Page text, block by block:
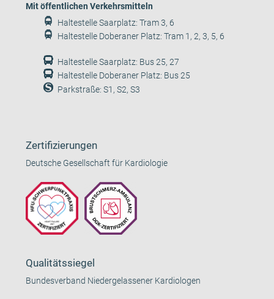
Mit öffentlichen Verkehrsmitteln
Haltestelle Saarplatz: Tram 3, 6
Haltestelle Doberaner Platz: Tram 1, 2, 3, 5, 6
Haltestelle Saarplatz: Bus 25, 27
Haltestelle Doberaner Platz: Bus 25
Parkstraße: S1, S2, S3
Zertifizierungen
Deutsche Gesellschaft für Kardiologie
Qualitätssiegel
Bundesverband Niedergelassener Kardiologen